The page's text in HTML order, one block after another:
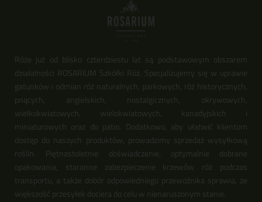
Róże już od blisko czterdziestu lat są podstawowym obszarem
działalności ROSARIUM Szkółki Róż. Specjalizujemy się w uprawie
gatunków i odmian róż naturalnych, parkowych, róż historycznych,
pnących, angielskich, nostalgicznych, okrywowych,
wielkokwiatowych, wielokwiatowych, kanadyjskich i
miniaturowych oraz do patio. Dodatkowo, aby ułatwić klientom
dostęp do naszych produktów, prowadzimy sprzedaż wysyłkową
roślin. Piętnastoletnie doświadczenie, optymalnie dobrane
opakowania, staranne zabezpieczenie krzewów róż podczas
transportu, a także dobór odpowiedniego przewoźnika sprawia, że
większość przesyłek dociera do celu w nienaruszonym stanie.